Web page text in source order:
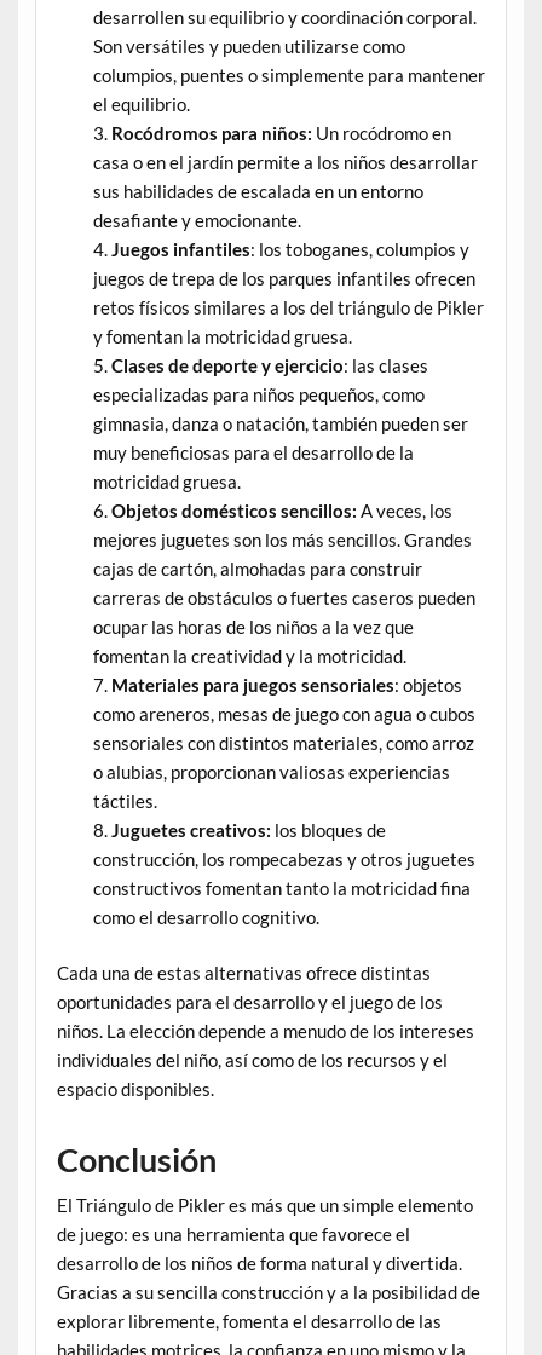
desarrollen su equilibrio y coordinación corporal.
Son versátiles y pueden utilizarse como
columpios, puentes o simplemente para mantener
el equilibrio.
Rocódromos para niños: Un rocódromo en
casa o en el jardín permite a los niños desarrollar
sus habilidades de escalada en un entorno
desafiante y emocionante.
Juegos infantiles: los toboganes, columpios y
juegos de trepa de los parques infantiles ofrecen
retos físicos similares a los del triángulo de Pikler
y fomentan la motricidad gruesa.
Clases de deporte y ejercicio: las clases
especializadas para niños pequeños, como
gimnasia, danza o natación, también pueden ser
muy beneficiosas para el desarrollo de la
motricidad gruesa.
Objetos domésticos sencillos: A veces, los
mejores juguetes son los más sencillos. Grandes
cajas de cartón, almohadas para construir
carreras de obstáculos o fuertes caseros pueden
ocupar las horas de los niños a la vez que
fomentan la creatividad y la motricidad.
Materiales para juegos sensoriales: objetos
como areneros, mesas de juego con agua o cubos
sensoriales con distintos materiales, como arroz
o alubias, proporcionan valiosas experiencias
táctiles.
Juguetes creativos: los bloques de
construcción, los rompecabezas y otros juguetes
constructivos fomentan tanto la motricidad fina
como el desarrollo cognitivo.
Cada una de estas alternativas ofrece distintas
oportunidades para el desarrollo y el juego de los
niños. La elección depende a menudo de los intereses
individuales del niño, así como de los recursos y el
espacio disponibles.
Conclusión
El Triángulo de Pikler es más que un simple elemento
de juego: es una herramienta que favorece el
desarrollo de los niños de forma natural y divertida.
Gracias a su sencilla construcción y a la posibilidad de
explorar libremente, fomenta el desarrollo de las
habilidades motrices, la confianza en uno mismo y la